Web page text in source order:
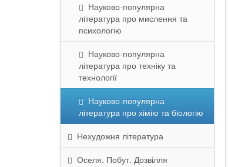
Науково-популярна
література про мислення та
психологію
Науково-популярна
література про техніку та
технології
Науково-популярна
література про хімію та біологію
Нехудожня література
Оселя. Побут. Дозвілля